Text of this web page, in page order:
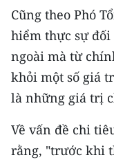
Video
Media Chính trị
Media Kinh tế
Media Xã hội
Cũng theo Phó
hiểm thực sự
ngoài mà từ
khỏi một số giá
là những giá trị
Về vấn đề chi
rằng, "trước khi